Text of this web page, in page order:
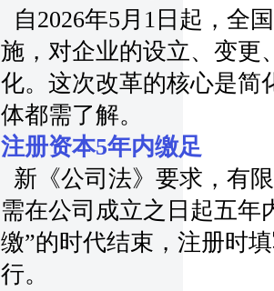
自2026年5月1日起，全
施，对企业的设立、变更
化。这次改革的核心是简
体都需了解。
注册资本5年内缴足
新《公司法》要求，有
需在公司成立之日起五年
缴”的时代结束，注册时
行。